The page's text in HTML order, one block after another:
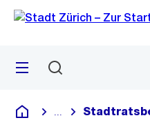
Navigation
Sprunglink
Menü
Deutsch
Blende alle